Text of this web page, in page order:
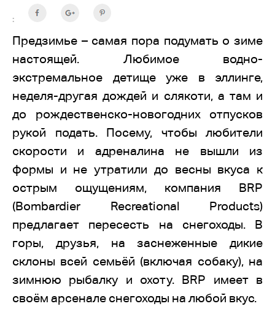
:
Предзимье – самая пора подумать о зиме
настоящей. Любимое водно-
экстремальное детище уже в эллинге,
неделя-другая дождей и слякоти, а там и
до рождественско-новогодних отпусков
рукой подать. Посему, чтобы любители
скорости и адреналина не вышли из
формы и не утратили до весны вкуса к
острым ощущениям, компания BRP
(Bombardier Recreational Products)
предлагает пересесть на снегоходы. В
горы, друзья, на заснеженные дикие
склоны всей семьёй (включая собаку), на
зимнюю рыбалку и охоту. BRP имеет в
своём арсенале снегоходы на любой вкус.